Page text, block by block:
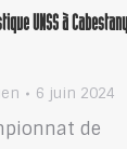
UNSS à Cabestany
6 juin 2024
de